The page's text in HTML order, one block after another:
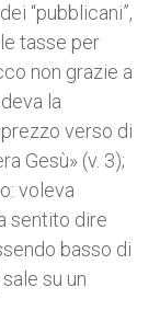
“pubblicani”,
tasse per
non grazie a
la
verso di
Gesù» (v. 3);
voleva
sentito dire
basso di
su un